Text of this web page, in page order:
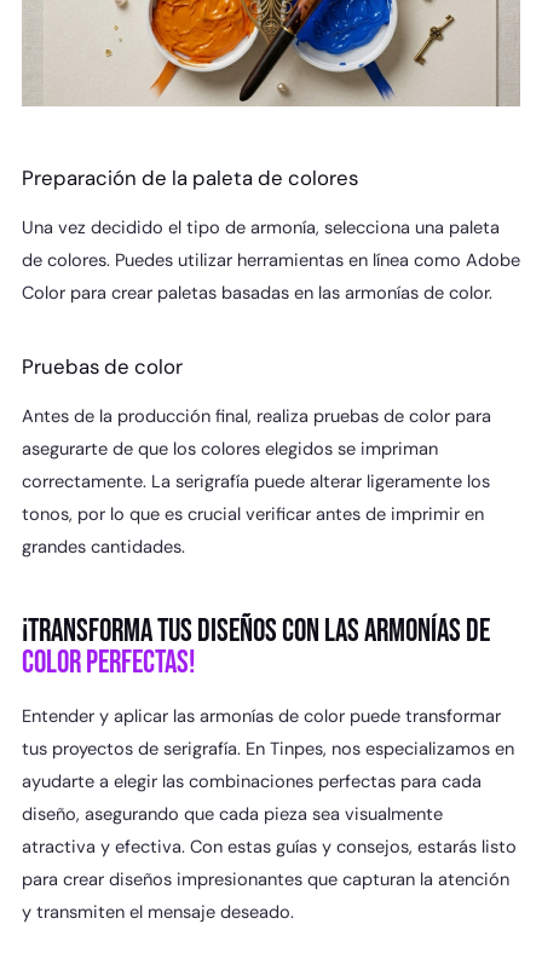
Preparación de la paleta de colores
Una vez decidido el tipo de armonía, selecciona una paleta
de colores. Puedes utilizar herramientas en línea como Adobe
Color para crear paletas basadas en las armonías de color.
Pruebas de color
Antes de la producción final, realiza pruebas de color para
asegurarte de que los colores elegidos se impriman
correctamente. La serigrafía puede alterar ligeramente los
tonos, por lo que es crucial verificar antes de imprimir en
grandes cantidades.
¡TRANSFORMA TUS DISEÑOS CON LAS ARMONÍAS DE
COLOR PERFECTAS!
Entender y aplicar las armonías de color puede transformar
tus proyectos de serigrafía. En Tinpes, nos especializamos en
ayudarte a elegir las combinaciones perfectas para cada
diseño, asegurando que cada pieza sea visualmente
atractiva y efectiva. Con estas guías y consejos, estarás listo
para crear diseños impresionantes que capturan la atención
y transmiten el mensaje deseado.